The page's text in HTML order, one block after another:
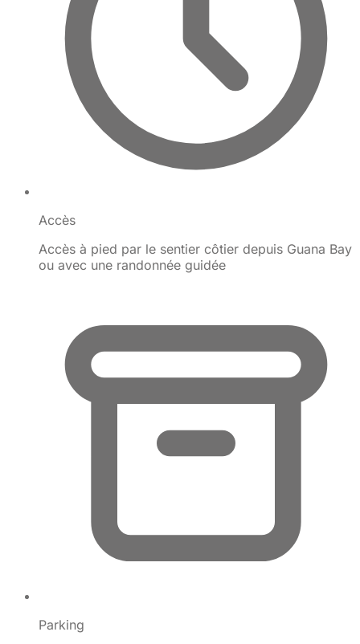
Accès
Accès à pied par le sentier côtier depuis Guana Bay
ou avec une randonnée guidée
Parking